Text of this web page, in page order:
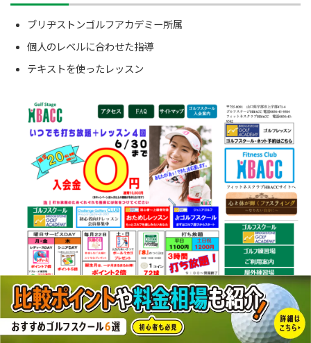
ブリヂストンゴルフアカデミー所属
個人のレベルに合わせた指導
テキストを使ったレッスン
ブリヂストンゴルフアカデミー所属
ゴルフステージHBACCはブリヂストンゴルフアカデミーに所属し